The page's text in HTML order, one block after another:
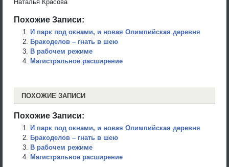
Наталья Красова
Похожие Записи:
И парк под окнами, и новая Олимпийская деревня
Бракоделов – гнать в шею
В рабочем режиме
Магистральное расширение
ПОХОЖИЕ ЗАПИСИ
Похожие Записи:
И парк под окнами, и новая Олимпийская деревня
Бракоделов – гнать в шею
В рабочем режиме
Магистральное расширение